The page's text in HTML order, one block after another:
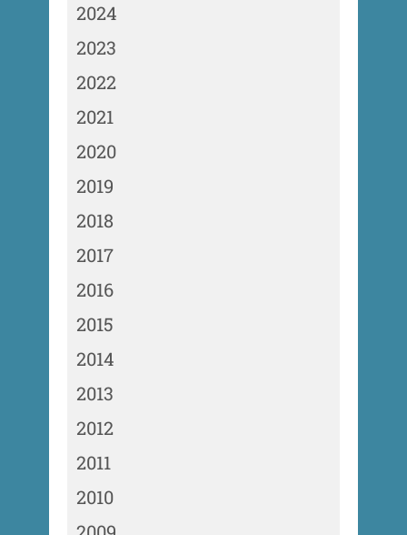
2024
2023
2022
2021
2020
2019
2018
2017
2016
2015
2014
2013
2012
2011
2010